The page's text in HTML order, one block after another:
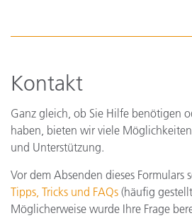
Kontakt
Ganz gleich, ob Sie Hilfe benötigen
haben, bieten wir viele
und Unterstützung.
Vor dem Absenden dieses Formulars
Tipps, Tricks und FAQs (häufig
Möglicherweise wurde Ihre Frage